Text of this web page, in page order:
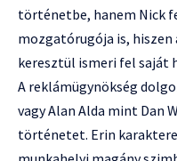
történetbe, hanem Nick
mozgatórugója is, hiszen
keresztül ismeri fel saját
A reklámügynökség
vagy Alan Alda mint Dan
történetet. Erin karaktere